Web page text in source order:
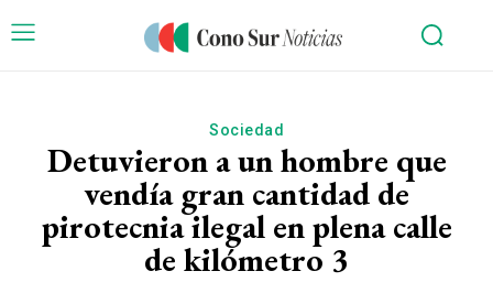
Sociedad
Detuvieron a un hombre que
vendía gran cantidad de
pirotecnia ilegal en plena calle
de kilómetro 3